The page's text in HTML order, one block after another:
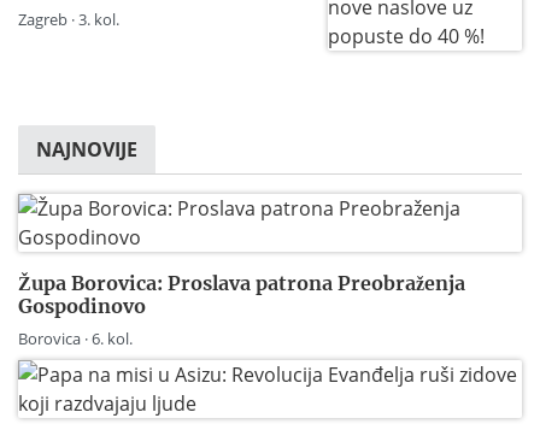
Zagreb · 3. kol.
NAJNOVIJE
Župa Borovica: Proslava patrona Preobraženja
Gospodinovo
Borovica · 6. kol.